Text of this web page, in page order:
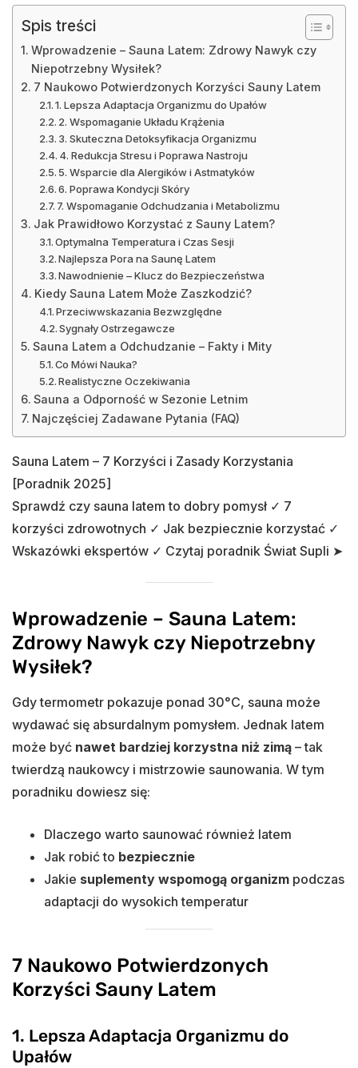
Spis treści
Wprowadzenie – Sauna Latem: Zdrowy Nawyk czy
Niepotrzebny Wysiłek?
7 Naukowo Potwierdzonych Korzyści Sauny Latem
1. Lepsza Adaptacja Organizmu do Upałów
2. Wspomaganie Układu Krążenia
3. Skuteczna Detoksyfikacja Organizmu
4. Redukcja Stresu i Poprawa Nastroju
5. Wsparcie dla Alergików i Astmatyków
6. Poprawa Kondycji Skóry
7. Wspomaganie Odchudzania i Metabolizmu
Jak Prawidłowo Korzystać z Sauny Latem?
Optymalna Temperatura i Czas Sesji
Najlepsza Pora na Saunę Latem
Nawodnienie – Klucz do Bezpieczeństwa
Kiedy Sauna Latem Może Zaszkodzić?
Przeciwwskazania Bezwzględne
Sygnały Ostrzegawcze
Sauna Latem a Odchudzanie – Fakty i Mity
Co Mówi Nauka?
Realistyczne Oczekiwania
Sauna a Odporność w Sezonie Letnim
Najczęściej Zadawane Pytania (FAQ)
Sauna Latem – 7 Korzyści i Zasady Korzystania
[Poradnik 2025]
Sprawdź czy sauna latem to dobry pomysł ✓ 7
korzyści zdrowotnych ✓ Jak bezpiecznie korzystać ✓
Wskazówki ekspertów ✓ Czytaj poradnik Świat Supli ➤
Wprowadzenie – Sauna Latem:
Zdrowy Nawyk czy Niepotrzebny
Wysiłek?
Gdy termometr pokazuje ponad 30°C, sauna może
wydawać się absurdalnym pomysłem. Jednak latem
może być nawet bardziej korzystna niż zimą – tak
twierdzą naukowcy i mistrzowie saunowania. W tym
poradniku dowiesz się:
Dlaczego warto saunować również latem
Jak robić to bezpiecznie
Jakie suplementy wspomogą organizm podczas
adaptacji do wysokich temperatur
7 Naukowo Potwierdzonych
Korzyści Sauny Latem
1. Lepsza Adaptacja Organizmu do
Upałów